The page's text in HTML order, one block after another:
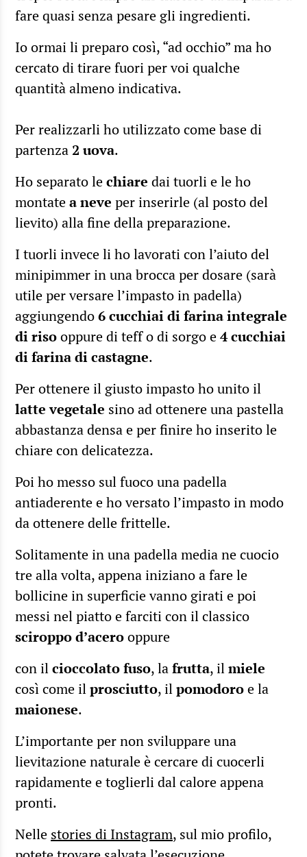
fare quasi senza pesare gli ingredienti.
Io ormai li preparo così, “ad occhio” ma ho
cercato di tirare fuori per voi qualche
quantità almeno indicativa.
Per realizzarli ho utilizzato come base di
partenza2 uova.
Ho separato lechiare dai tuorli e le ho
montatea neve per inserirle (al posto del
lievito) alla fine della preparazione.
I tuorli invece li ho lavorati con l’aiuto del
minipimmer in una brocca per dosare (sarà
utile per versare l’impasto in padella)
aggiungendo6 cucchiai di farina integrale
di risooppure di teff o di sorgo e4 cucchiai
di farina di castagne.
Per ottenere il giusto impasto ho unito il
latte vegetale sino ad ottenere una pastella
abbastanza densa e per finire ho inserito le
chiare con delicatezza.
Poi ho messo sul fuoco una padella
antiaderente e ho versato l’impasto in modo
da ottenere delle frittelle.
Solitamente in una padella media ne cuocio
tre alla volta, appena iniziano a fare le
bollicine in superficie vanno girati e poi
messi nel piatto e farciti con il classico
sciroppo d’acerooppure
con ilcioccolato fuso, lafrutta, ilmiele
così come ilprosciutto, ilpomodoroe la
maionese.
L’importante per non sviluppare una
lievitazione naturale è cercare di cuocerli
rapidamente e toglierli dal calore appena
pronti.
Nelle stories di Instagram, sul mio profilo,